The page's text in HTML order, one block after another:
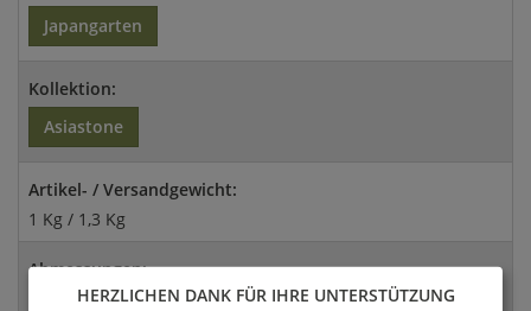
Japangarten
Kollektion:
Asiastone
Artikel- / Versandgewicht:
1 Kg / 1,3 Kg
Abmessungen:
19,5x10,5x5,5cm (HxBxT)
HERZLICHEN DANK FÜR IHRE UNTERSTÜTZUNG